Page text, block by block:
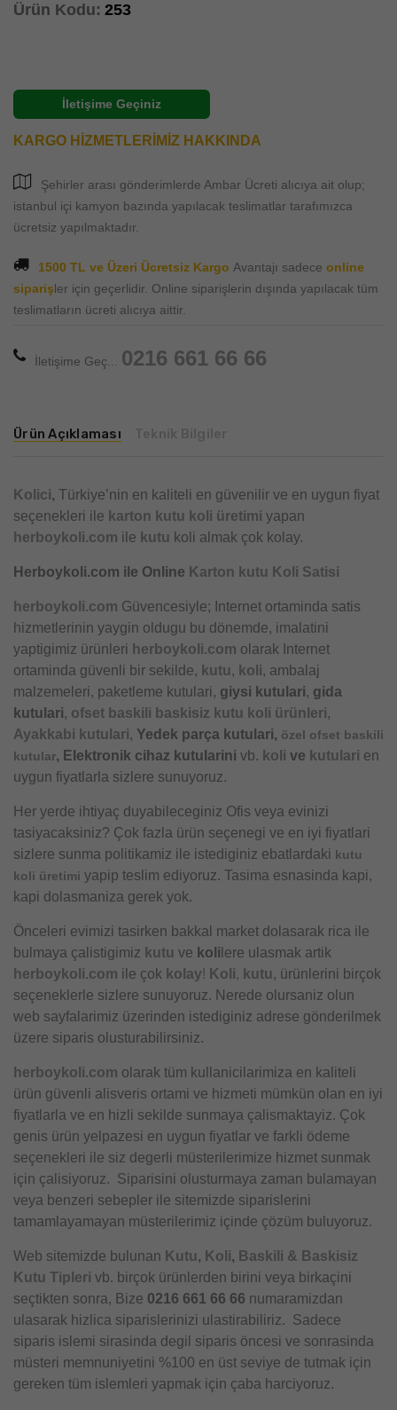
Ürün Kodu: 253
İletişime Geçiniz
KARGO HİZMETLERİMİZ HAKKINDA
Şehirler arası gönderimlerde Ambar Ücreti alıcıya ait olup;
istanbul içi kamyon bazında yapılacak teslimatlar tarafımızca
ücretsiz yapılmaktadır.
1500 TL ve Üzeri Ücretsiz Kargo Avantajı sadece online
siparişler için geçerlidir. Online siparişlerin dışında yapılacak tüm
teslimatların ücreti alıcıya aittir.
İletişime Geç... 0216 661 66 66
Ürün Açıklaması
Kolici, Türkiye’nin en kaliteli en güvenilir ve en uygun fiyat
seçenekleri ile karton kutu koli üretimi yapan
herboykoli.com ile kutu koli almak çok kolay.
Herboykoli.com ile Online Karton kutu Koli Satisi
herboykoli.com Güvencesiyle; Internet ortaminda satis
hizmetlerinin yaygin oldugu bu dönemde, imalatini
yaptigimiz ürünleri herboykoli.com olarak Internet
ortaminda güvenli bir sekilde, kutu, koli, ambalaj
malzemeleri, paketleme kutulari, giysi kutulari, gida
kutulari, ofset baskili baskisiz kutu koli ürünleri,
Ayakkabi kutulari, Yedek parça kutulari, özel ofset baskili
kutular, Elektronik cihaz kutularini vb. koli ve kutulari en
uygun fiyatlarla sizlere sunuyoruz.
Her yerde ihtiyaç duyabileceginiz Ofis veya evinizi
tasiyacaksiniz? Çok fazla ürün seçenegi ve en iyi fiyatlari
sizlere sunma politikamiz ile istediginiz ebatlardaki kutu
koli üretimi yapip teslim ediyoruz. Tasima esnasinda kapi,
kapi dolasmaniza gerek yok.
Önceleri evimizi tasirken bakkal market dolasarak rica ile
bulmaya çalistigimiz kutu ve koli lere ulasmak artik
herboykoli.com ile çok kolay! Koli, kutu, ürünlerini birçok
seçeneklerle sizlere sunuyoruz. Nerede olursaniz olun
web sayfalarimiz üzerinden istediginiz adrese gönderilmek
üzere siparis olusturabilirsiniz.
herboykoli.com olarak tüm kullanicilarimiza en kaliteli
ürün güvenli alisveris ortami ve hizmeti mümkün olan en iyi
fiyatlarla ve en hizli sekilde sunmaya çalismaktayiz. Çok
genis ürün yelpazesi en uygun fiyatlar ve farkli ödeme
seçenekleri ile siz degerli müsterilerimize hizmet sunmak
için çalisiyoruz. Siparisini olusturmaya zaman bulamayan
veya benzeri sebepler ile sitemizde siparislerini
tamamlayamayan müsterilerimiz içinde çözüm buluyoruz.
Web sitemizde bulunan Kutu, Koli, Baskili & Baskisiz
Kutu Tipleri vb. birçok ürünlerden birini veya birkaçini
seçtikten sonra, Bize 0216 661 66 66 numaramizdan
ulasarak hizlica siparislerinizi ulastirabiliriz. Sadece
siparis islemi sirasinda degil siparis öncesi ve sonrasinda
müsteri memnuniyetini %100 en üst seviye de tutmak için
gereken tüm islemleri yapmak için çaba harciyoruz.